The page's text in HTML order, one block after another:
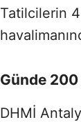
Tatilcilerin
Günde
DHMİ